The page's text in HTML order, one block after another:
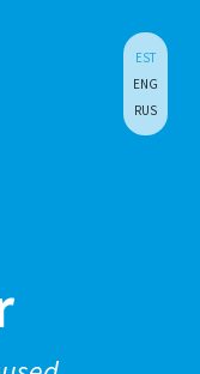
EST
ENG
RUS